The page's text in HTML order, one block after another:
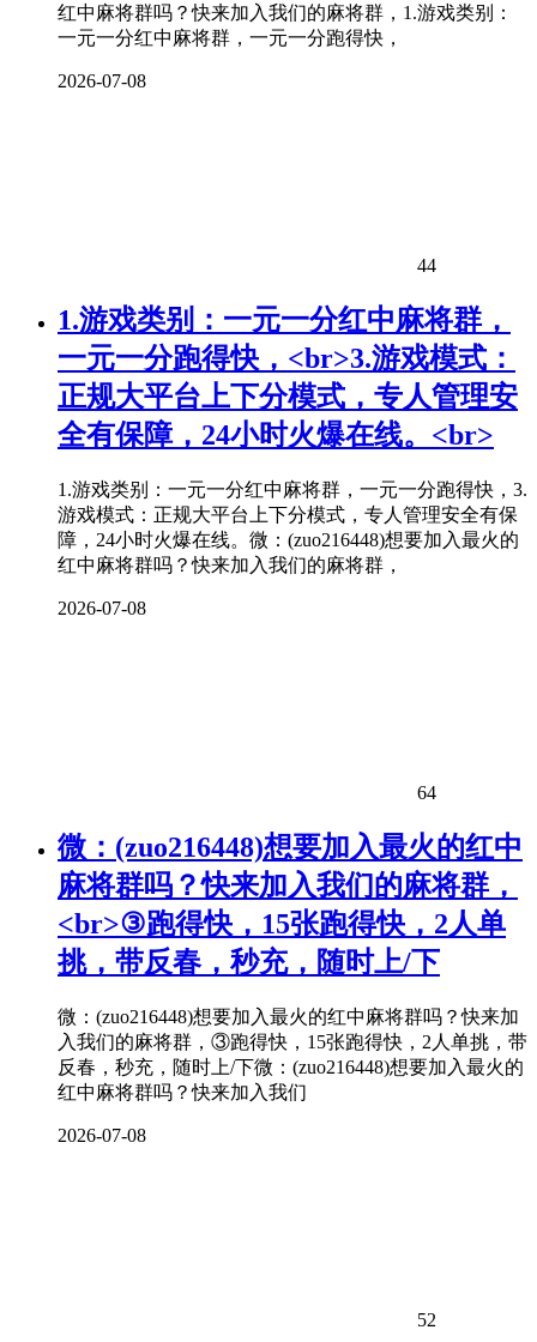
红中麻将群吗？快来加入我们的麻将群，1.游戏类别：
一元一分红中麻将群，一元一分跑得快，
2026-07-08
44
1.游戏类别：一元一分红中麻将群，
一元一分跑得快，<br>3.游戏模式：
正规大平台上下分模式，专人管理安
全有保障，24小时火爆在线。<br>
1.游戏类别：一元一分红中麻将群，一元一分跑得快，3.
游戏模式：正规大平台上下分模式，专人管理安全有保
障，24小时火爆在线。微：(zuo216448)想要加入最火的
红中麻将群吗？快来加入我们的麻将群，
2026-07-08
64
微：(zuo216448)想要加入最火的红中
麻将群吗？快来加入我们的麻将群，
<br>③跑得快，15张跑得快，2人单
挑，带反春，秒充，随时上/下
微：(zuo216448)想要加入最火的红中麻将群吗？快来加
入我们的麻将群，③跑得快，15张跑得快，2人单挑，带
反春，秒充，随时上/下微：(zuo216448)想要加入最火的
红中麻将群吗？快来加入我们
2026-07-08
52